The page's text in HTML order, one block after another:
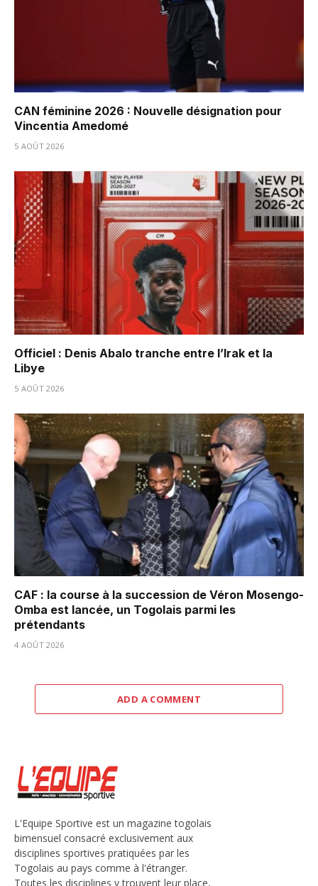
CAN féminine 2026 : Nouvelle désignation pour
Vincentia Amedomé
5 AOÛT 2026
Officiel : Denis Abalo tranche entre l’Irak et la
Libye
5 AOÛT 2026
CAF : la course à la succession de Véron Mosengo-
Omba est lancée, un Togolais parmi les
prétendants
4 AOÛT 2026
ADD A COMMENT
L'Equipe Sportive est un magazine togolais
bimensuel consacré exclusivement aux
disciplines sportives pratiquées par les
Togolais au pays comme à l'étranger.
Toutes les disciplines y trouvent leur place,